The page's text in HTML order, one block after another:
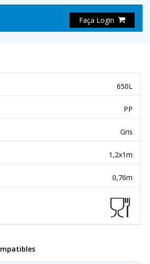
Faça Login
650L
PP
Gris
1,2x1m
0,76m